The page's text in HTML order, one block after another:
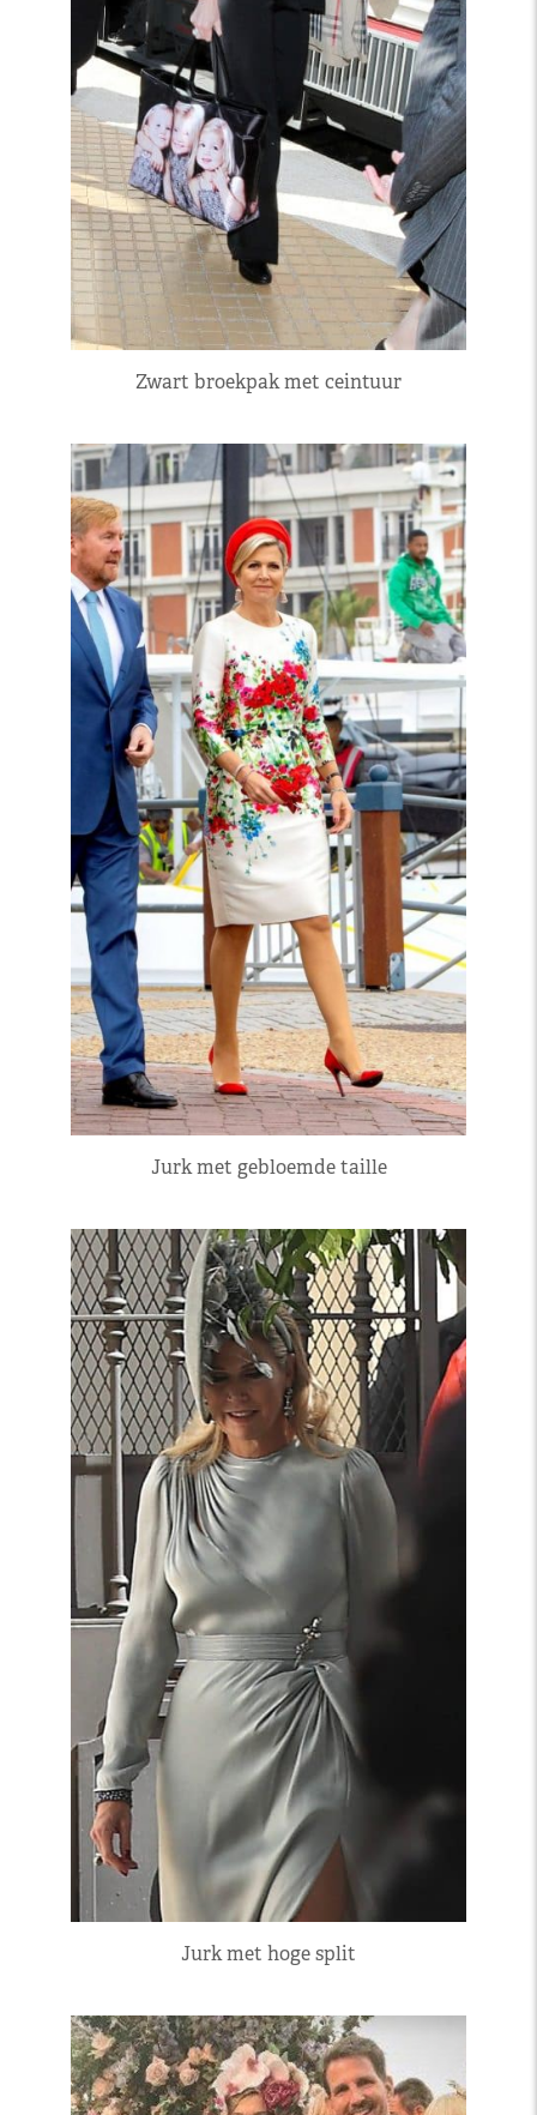
Zwart broekpak met ceintuur
Jurk met gebloemde taille
Jurk met hoge split